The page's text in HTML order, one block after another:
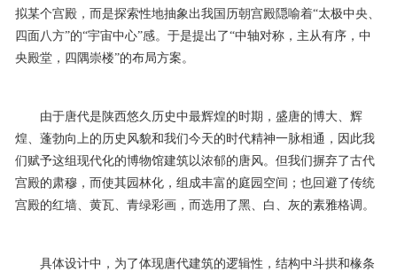
拟某个宫殿，而是探索性地抽象出我国历朝宫殿隠喻着“太极中央、
四面八方”的“宇宙中心”感。于是提出了“中轴对称，主从有序，中
央殿堂，四隅崇楼”的布局方案。
由于唐代是陕西悠久历史中最辉煌的时期，盛唐的博大、辉
煌、蓬勃向上的历史风貌和我们今天的时代精神一脉相通，因此我
们赋予这组现代化的博物馆建筑以浓郁的唐风。但我们摒弃了古代
宫殿的肃穆，而使其园林化，组成丰富的庭园空间；也回避了传统
宫殿的红墙、黄瓦、青绿彩画，而选用了黑、白、灰的素雅格调。
具体设计中，为了体现唐代建筑的逻辑性，结构中斗拱和椽条